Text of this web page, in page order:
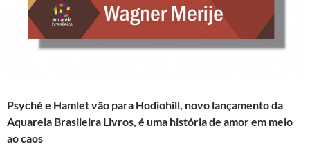
Psyché e Hamlet vão para Hodiohill, novo lançamento da
Aquarela Brasileira Livros, é uma história de amor em meio
ao caos